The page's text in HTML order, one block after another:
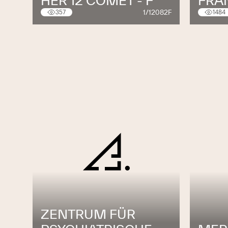
357 1/12082F 1484
ZENTRUM FÜR